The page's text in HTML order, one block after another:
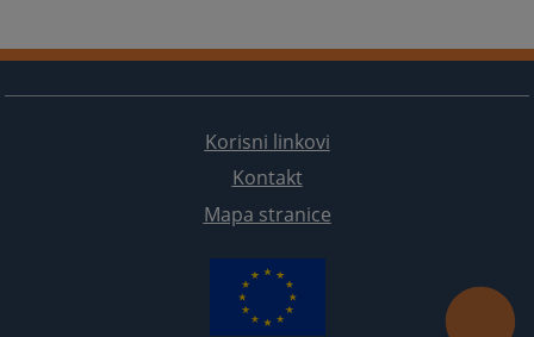
Korisni linkovi
Kontakt
Mapa stranice